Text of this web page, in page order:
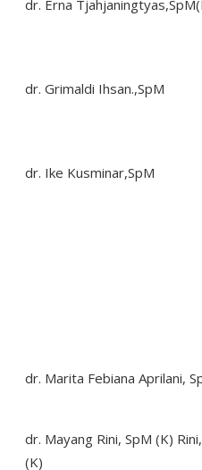
dr. Erna
dr. Grimaldi Ihsan.,SpM
dr. Ike Kusminar,SpM
dr. Marita Febiana Aprilani,
dr. Mayang Rini, SpM (K)
(K)